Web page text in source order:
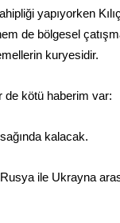
yapıyorken
de bölgesel
kuryesidir.
de kötü haberim var:
kalacak.
ile Ukrayna